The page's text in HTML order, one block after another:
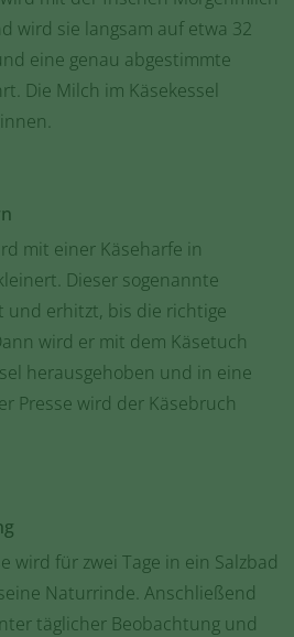
wird sie langsam auf etwa 32
eine genau abgestimmte
Die Milch im Käsekessel
mit einer Käseharfe in
Dieser sogenannte
und erhitzt, bis die richtige
wird er mit dem Käsetuch
herausgehoben und in eine
Presse wird der Käsebruch
wird für zwei Tage in ein Salzbad
Naturrinde. Anschließend
täglicher Beobachtung und